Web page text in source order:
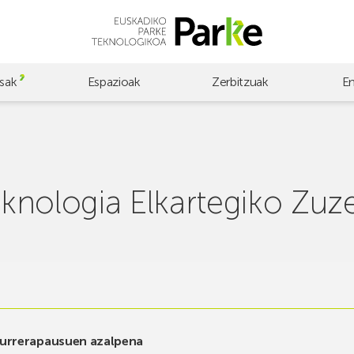
Espazioak Zerbitzuak
Elkartegiko
azalpena